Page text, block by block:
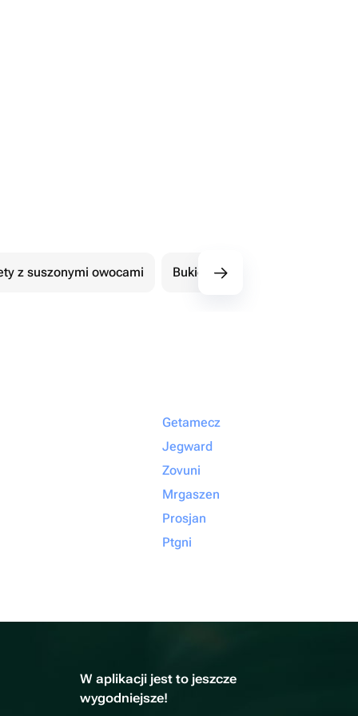
z suszonymi owocami Bukiety z czekoladowymi
Getamecz
Jegward
Zovuni
Mrgaszen
Prosjan
Ptgni
W aplikacji jest to jeszcze
wygodniejsze!